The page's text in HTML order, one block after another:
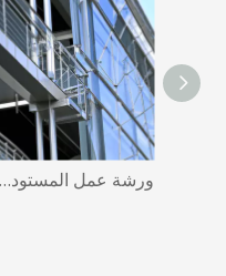
ورشة عمل المستودعات للمباني الجاهزة ذات الهيكل الفولاذي، المنازل الجاهزة ذات القضبان الفولاذية، المنازل المعيارية